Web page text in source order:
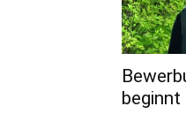
beginnt